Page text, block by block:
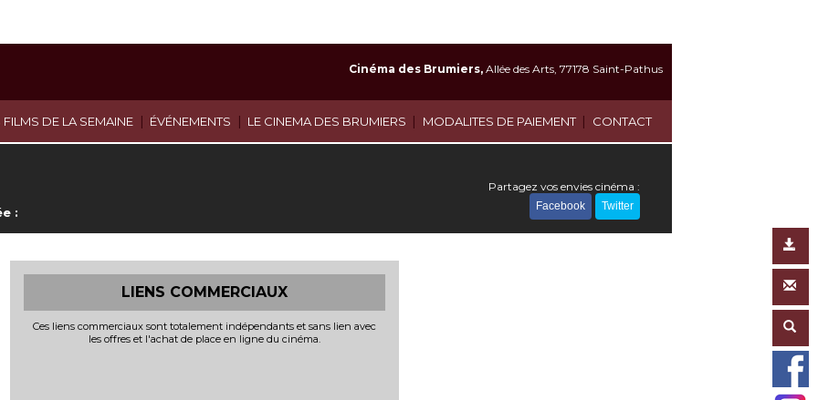
DE LA SEMAINE | ÉVÉNEMENTS | LE CINEMA DES BRUMIERS | MODALITES DE PAIEMENT | CONTACT
Cinéma des Brumiers, Allée des Arts, 77178 Saint-Pathus
:
Partagez vos envies cinéma :
Facebook Twitter
LIENS COMMERCIAUX
Ces liens commerciaux sont totalement indépendants et sans lien avec
les offres et l'achat de place en ligne du cinéma.